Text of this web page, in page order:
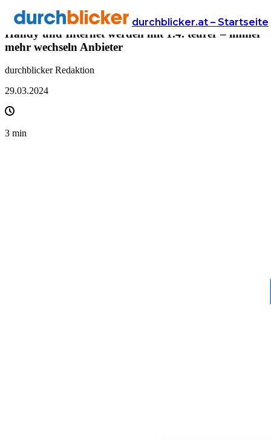
durchblicker.at – Startseite
Presse
Handy und Internet werden mit 1.4. teurer – immer
mehr wechseln Anbieter
durchblicker Redaktion
29.03.2024
3 min